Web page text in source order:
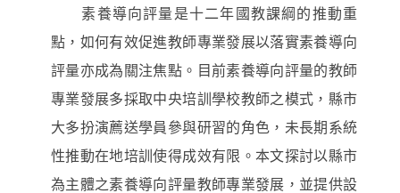
素養導向評量是十二年國教課綱的推動重
點，如何有效促進教師專業發展以落實素養導向
評量亦成為關注焦點。目前素養導向評量的教師
專業發展多採取中央培訓學校教師之模式，縣市
大多扮演薦送學員參與研習的角色，未長期系統
性推動在地培訓使得成效有限。本文探討以縣市
為主體之素養導向評量教師專業發展，並提供設